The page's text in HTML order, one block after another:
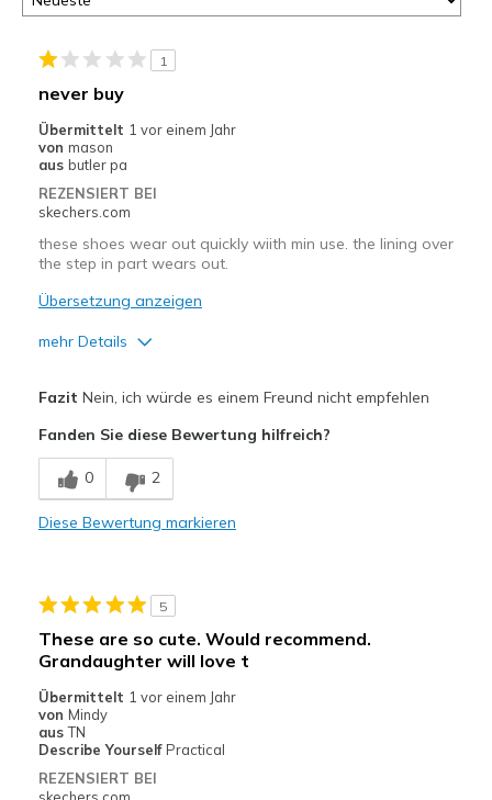
1
never buy
Übermittelt 1 vor einem Jahr
von mason
aus butler pa
REZENSIERT BEI
skechers.com
these shoes wear out quickly wiith min use. the lining over
the step in part wears out.
Übersetzung anzeigen
mehr Details
Stylish
Nachteile
Poor Cushioning
Wear Out Quickly
Geeignete Verwendung
gym at school
Width
Feels true to width
Sizing
Fazit Nein, ich würde es einem Freund nicht empfehlen
Fanden Sie diese Bewertung hilfreich?
0 2
Diese Bewertung markieren
5
These are so cute. Would recommend.
Grandaughter will love t
Übermittelt 1 vor einem Jahr
von Mindy
aus TN
Describe Yourself Practical
REZENSIERT BEI